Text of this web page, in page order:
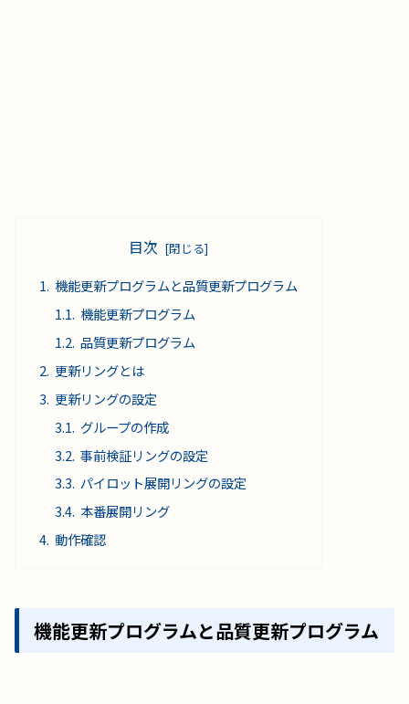
目次
機能更新プログラムと品質更新プログラム
機能更新プログラム
品質更新プログラム
更新リングとは
更新リングの設定
グループの作成
事前検証リングの設定
パイロット展開リングの設定
本番展開リング
動作確認
機能更新プログラムと品質更新プログラム